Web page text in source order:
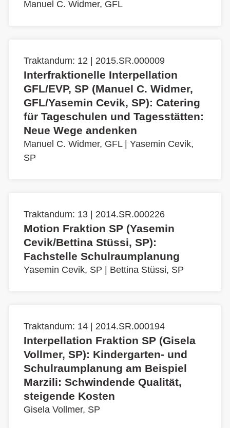
Manuel C. Widmer, GFL
Traktandum: 12 | 2015.SR.000009
Interfraktionelle Interpellation
GFL/EVP, SP (Manuel C. Widmer,
GFL/Yasemin Cevik, SP): Catering
für Tageschulen und Tagesstätten:
Neue Wege andenken
Manuel C. Widmer, GFL| Yasemin Cevik,
SP
Traktandum: 13 | 2014.SR.000226
Motion Fraktion SP (Yasemin
Cevik/Bettina Stüssi, SP):
Fachstelle Schulraumplanung
Yasemin Cevik, SP Bettina Stüssi, SP
Traktandum: 14 | 2014.SR.000194
Interpellation Fraktion SP (Gisela
Vollmer, SP): Kindergarten- und
Schulraumplanung am Beispiel
Marzili: Schwindende Qualität,
steigende Kosten
Gisela Vollmer, SP